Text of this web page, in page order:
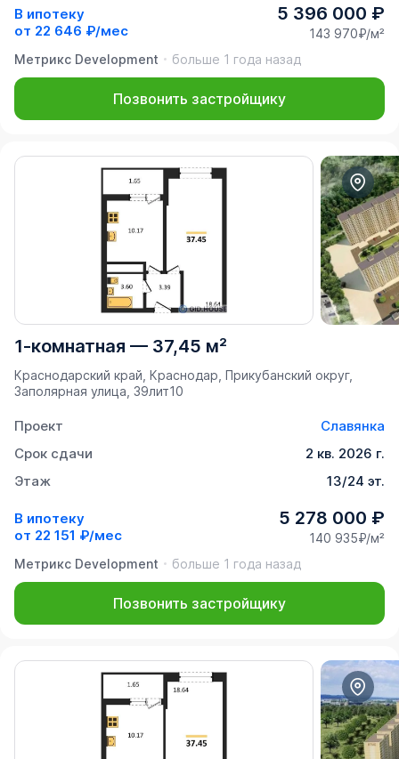
В ипотеку
от 22 646 ₽/мес
5 396 000 ₽
143 970₽/м²
Метрикс Development
больше 1 года назад
Позвонить застройщику
1-комнатная — 37,45 м²
Краснодарский край, Краснодар, Прикубанский округ,
Заполярная улица, 39лит10
Проект
Славянка
Срок сдачи
2 кв. 2026 г.
Этаж
13/24 эт.
В ипотеку
от 22 151 ₽/мес
5 278 000 ₽
140 935₽/м²
Метрикс Development
больше 1 года назад
Позвонить застройщику